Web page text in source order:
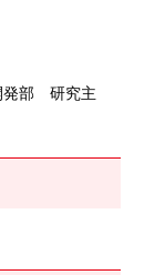
発部 研究主